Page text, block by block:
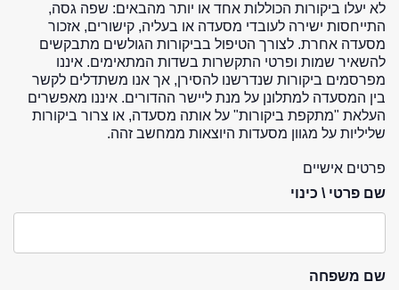
לא יעלו ביקורות הכוללות אחד או יותר מהבאים: שפה גסה,
התייחסות ישירה לעובדי מסעדה או בעליה, קישורים, אזכור
מסעדה אחרת. לצורך הטיפול בביקורות הגולשים מתבקשים
להשאיר שמות ופרטי התקשרות בשדות המתאימים. איננו
מפרסמים ביקורות שנדרשנו להסירן, אך אנו משתדלים לקשר
בין המסעדה למתלונן על מנת ליישר ההדורים. איננו מאפשרים
העלאת "מתקפת ביקורות" על אותה מסעדה, או צרור ביקורות
שליליות על מגוון מסעדות היוצאות ממחשב זהה.
פרטים אישיים
שם פרטי \ כינוי
שם משפחה